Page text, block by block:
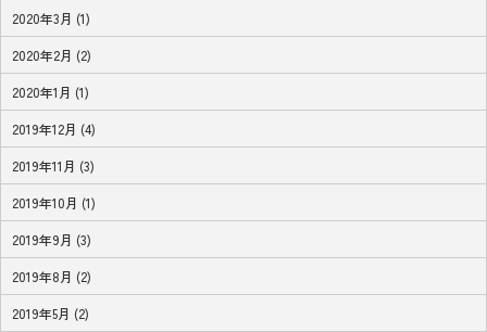
2020年3月 (1)
2020年2月 (2)
2020年1月 (1)
2019年12月 (4)
2019年11月 (3)
2019年10月 (1)
2019年9月 (3)
2019年8月 (2)
2019年5月 (2)